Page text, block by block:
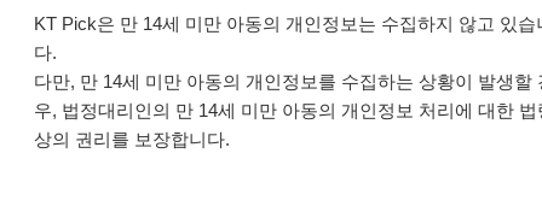
KT Pick은 만 14세 미만 아동의 개인정보는 수집하지 않고 있습
다.
다만, 만 14세 미만 아동의 개인정보를 수집하는 상황이 발생할
우, 법정대리인의 만 14세 미만 아동의 개인정보 처리에 대한 법
상의 권리를 보장합니다.